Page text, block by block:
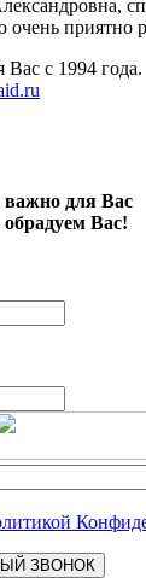
приятно
Вас с 1994 года.
для Вас
Вас!
ЗВОНОК